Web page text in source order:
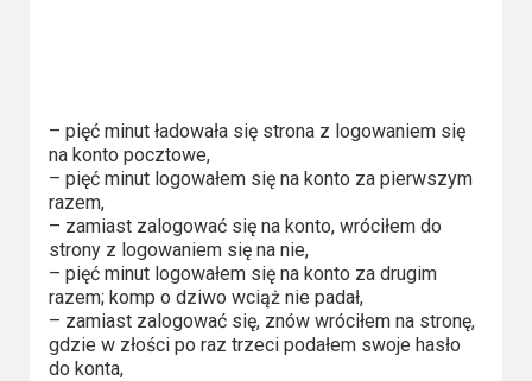
Filmy
oparte
na
faktach
Thrillery
Streaming
– pięć minut ładowała się strona z logowaniem się
na konto pocztowe,
– pięć minut logowałem się na konto za pierwszym
razem,
– zamiast zalogować się na konto, wróciłem do
strony z logowaniem się na nie,
– pięć minut logowałem się na konto za drugim
razem; komp o dziwo wciąż nie padał,
– zamiast zalogować się, znów wróciłem na stronę,
gdzie w złości po raz trzeci podałem swoje hasło
do konta,